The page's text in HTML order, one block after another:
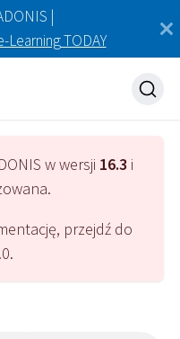
|
Learning TODAY
w wersji 16.3 i
przejdź do
.